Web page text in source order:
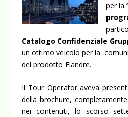
per la
Catalogo Confidenziale
un ottimo veicolo per la
del prodotto Fiandre.
Il Tour Operator aveva
della brochure,
nei contenuti, lo scorso